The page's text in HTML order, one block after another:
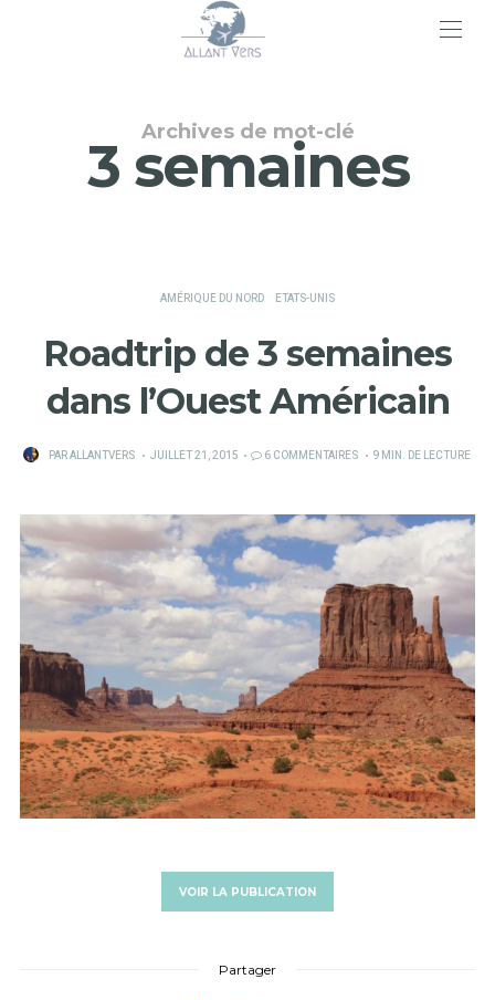
Archives de mot-clé
3 semaines
AMÉRIQUE DU NORD ETATS-UNIS
Roadtrip de 3 semaines
dans l’Ouest Américain
PARALLANTVERS
PUBLIÉ
JUILLET 21, 2015 6 COMMENTAIRES 9 MIN. DE LECTURE
VOIR LA PUBLICATION
Partager